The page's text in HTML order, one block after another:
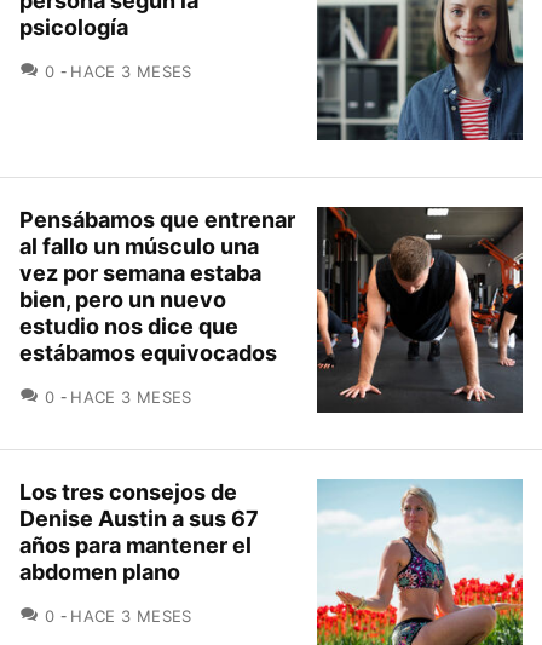
psicología
0 COMENTARIOS
HACE 3 MESES
Pensábamos que entrenar
al fallo un músculo una
vez por semana estaba
bien, pero un nuevo
estudio nos dice que
estábamos equivocados
0 COMENTARIOS
HACE 3 MESES
Los tres consejos de
Denise Austin a sus 67
años para mantener el
abdomen plano
0 COMENTARIOS
HACE 3 MESES